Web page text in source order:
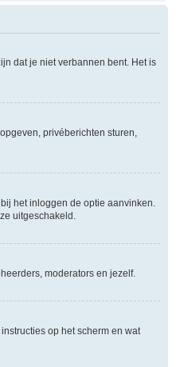
dat je niet verbannen bent. Het is
privéberichten sturen,
het inloggen de optie aanvinken.
uitgeschakeld.
moderators en jezelf.
instructies op het scherm en wat